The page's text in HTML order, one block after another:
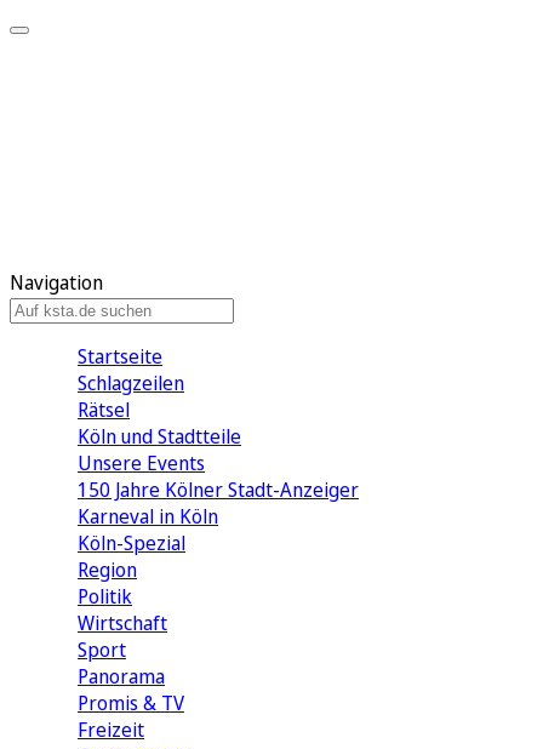
Navigation
Startseite
Schlagzeilen
Rätsel
Köln und Stadtteile
Unsere Events
150 Jahre Kölner Stadt-Anzeiger
Karneval in Köln
Köln-Spezial
Region
Politik
Wirtschaft
Sport
Panorama
Promis & TV
Freizeit